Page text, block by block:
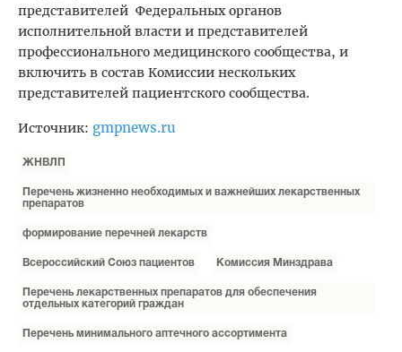
представителей Федеральных органов
исполнительной власти и представителей
профессионального медицинского сообщества, и
включить в состав Комиссии нескольких
представителей пациентского сообщества.
Источник: gmpnews.ru
ЖНВЛП
Перечень жизненно необходимых и важнейших лекарственных
препаратов
формирование перечней лекарств
Всероссийский Союз пациентов Комиссия Минздрава
Перечень лекарственных препаратов для обеспечения
отдельных категорий граждан
Перечень минимального аптечного ассортимента